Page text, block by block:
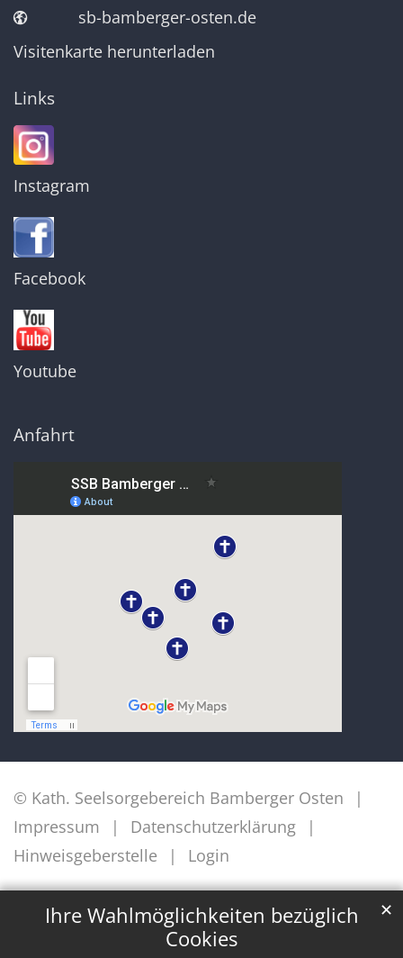
Ihre Wahlmöglichkeiten bezüglich
Cookies
✕
sb-bamberger-osten.de
Visitenkarte herunterladen
Links
Instagram
Facebook
Youtube
Anfahrt
© Kath. Seelsorgebereich Bamberger Osten
Impressum
Datenschutzerklärung
Hinweisgeberstelle
Login